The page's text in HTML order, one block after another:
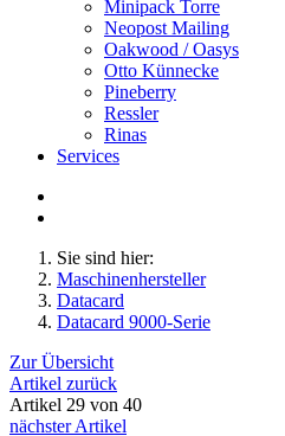
Minipack Torre
Neopost Mailing
Oakwood / Oasys
Otto Künnecke
Pineberry
Ressler
Rinas
Services
Sie sind hier:
Maschinenhersteller
Datacard
Datacard 9000-Serie
Zur Übersicht
Artikel zurück
Artikel 29 von 40
nächster Artikel